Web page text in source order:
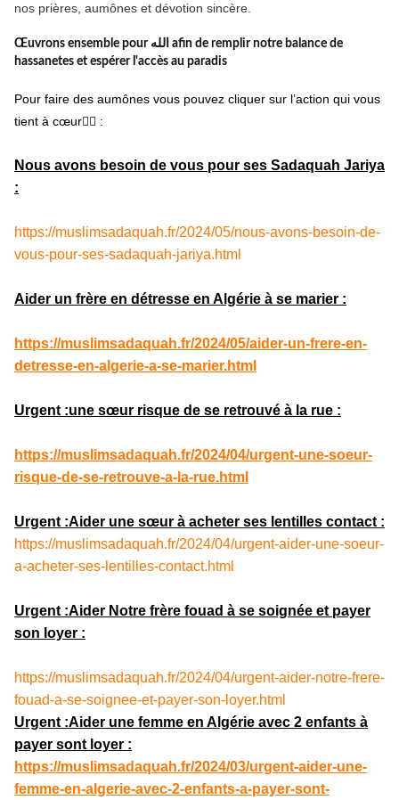
nos prières, aumônes et dévotion sincère.
Œuvrons ensemble pour الله afin de remplir notre balance de
hassanetes et espérer l'accès au paradis
Pour faire des aumônes vous pouvez cliquer sur l’action qui vous
tient à cœur👇🏼 :
Nous avons besoin de vous pour ses Sadaquah Jariya
:
https://muslimsadaquah.fr/2024/05/nous-avons-besoin-de-
vous-pour-ses-sadaquah-jariya.html
Aider un frère en détresse en Algérie à se marier :
https://muslimsadaquah.fr/2024/05/aider-un-frere-en-
detresse-en-algerie-a-se-marier.html
Urgent :une sœur risque de se retrouvé à la rue :
https://muslimsadaquah.fr/2024/04/urgent-une-soeur-
risque-de-se-retrouve-a-la-rue.html
Urgent :Aider une sœur à acheter ses lentilles contact :
https://muslimsadaquah.fr/2024/04/urgent-aider-une-soeur-
a-acheter-ses-lentilles-contact.html
Urgent :Aider Notre frère fouad à se soignée et payer
son loyer :
https://muslimsadaquah.fr/2024/04/urgent-aider-notre-frere-
fouad-a-se-soignee-et-payer-son-loyer.html
Urgent :Aider une femme en Algérie avec 2 enfants à
payer sont loyer :
https://muslimsadaquah.fr/2024/03/urgent-aider-une-
femme-en-algerie-avec-2-enfants-a-payer-sont-